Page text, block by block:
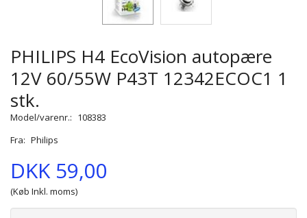
PHILIPS H4 EcoVision autopære
12V 60/55W P43T 12342ECOC1 1
stk.
Model/varenr.: 108383
Fra: Philips
DKK 59,00
(Køb Inkl. moms)